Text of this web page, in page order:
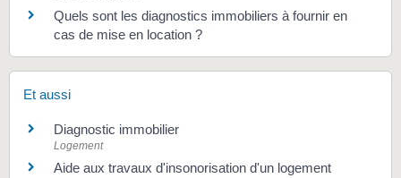
Quels sont les diagnostics immobiliers à fournir en
cas de mise en location ?
Et aussi
Diagnostic immobilier
Logement
Aide aux travaux d'insonorisation d'un logement